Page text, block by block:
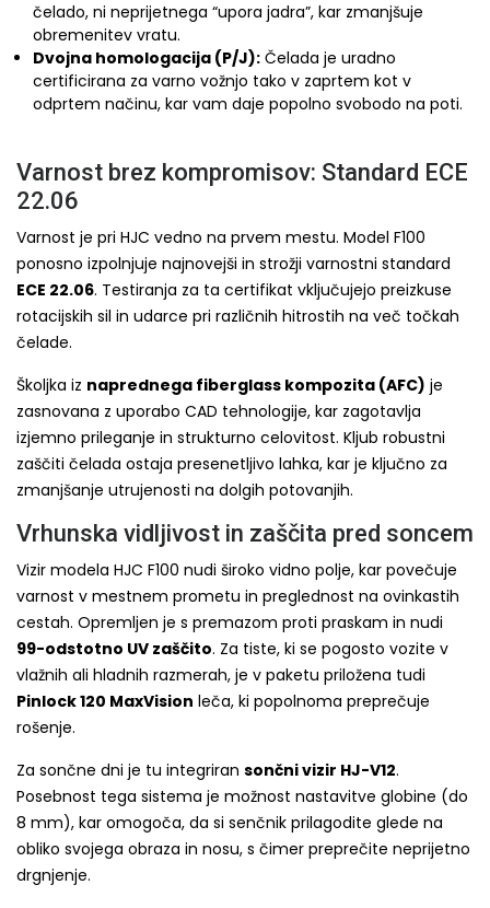
čelado, ni neprijetnega “upora jadra”, kar zmanjšuje
obremenitev vratu.
Dvojna homologacija (P/J): Čelada je uradno
certificirana za varno vožnjo tako v zaprtem kot v
odprtem načinu, kar vam daje popolno svobodo na poti.
Varnost brez kompromisov: Standard ECE
22.06
Varnost je pri HJC vedno na prvem mestu. Model F100
ponosno izpolnjuje najnovejši in strožji varnostni standard
ECE 22.06. Testiranja za ta certifikat vključujejo preizkuse
rotacijskih sil in udarce pri različnih hitrostih na več točkah
čelade.
Školjka iz naprednega fiberglass kompozita (AFC) je
zasnovana z uporabo CAD tehnologije, kar zagotavlja
izjemno prileganje in strukturno celovitost. Kljub robustni
zaščiti čelada ostaja presenetljivo lahka, kar je ključno za
zmanjšanje utrujenosti na dolgih potovanjih.
Vrhunska vidljivost in zaščita pred soncem
Vizir modela HJC F100 nudi široko vidno polje, kar povečuje
varnost v mestnem prometu in preglednost na ovinkastih
cestah. Opremljen je s premazom proti praskam in nudi
99-odstotno UV zaščito. Za tiste, ki se pogosto vozite v
vlažnih ali hladnih razmerah, je v paketu priložena tudi
Pinlock 120 MaxVision leča, ki popolnoma preprečuje
rošenje.
Za sončne dni je tu integriran sončni vizir HJ-V12.
Posebnost tega sistema je možnost nastavitve globine (do
8 mm), kar omogoča, da si senčnik prilagodite glede na
obliko svojega obraza in nosu, s čimer preprečite neprijetno
drgnjenje.